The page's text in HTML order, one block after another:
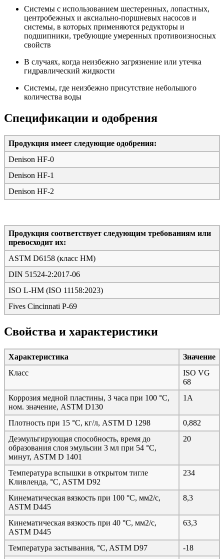
Системы с использованием шестеренных, лопастных,
центробежных и аксиально-поршневых насосов и
системы, в которых применяются редукторы и
подшипники, требующие умеренных противоизносных
свойств
В случаях, когда неизбежно загрязнение или утечка
гидравлический жидкости
Системы, где неизбежно присутствие небольшого
количества воды
Спецификации и одобрения
Продукция имеет следующие одобрения:
Denison HF-0
Denison HF-1
Denison HF-2
Продукция соответствует следующим требованиям или
превосходит их:
ASTM D6158 (класс HM)
DIN 51524-2:2017-06
ISO L-HM (ISO 11158:2023)
Fives Cincinnati P-69
Свойства и характеристики
Характеристика
Значение
Класс
ISO VG
68
Коррозия медной пластины, 3 часа при 100 °С,
ном. значение, ASTM D130
1A
Плотность при 15 °C, кг/л, ASTM D 1298
0,882
Деэмульгирующая способность, время до
образования слоя эмульсии 3 мл при 54 °C,
минут, ASTM D 1401
20
Температура вспышки в открытом тигле
Кливленда, °C, ASTM D92
234
Кинематическая вязкость при 100 °C, мм2/с,
ASTM D445
8,3
Кинематическая вязкость при 40 °C, мм2/с,
ASTM D445
63,3
Температура застывания, °C, ASTM D97
-18